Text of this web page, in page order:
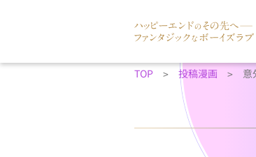
TOP 投稿漫画 意